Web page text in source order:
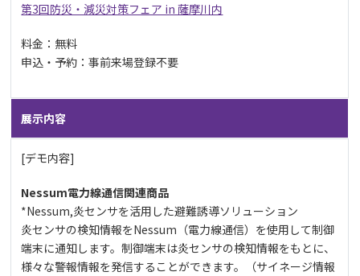
第3回防災・減災対策フェア in 薩摩川内
料金：無料
申込・予約：事前来場登録不要
展示内容
[デモ内容]
Nessum電力線通信関連商品
*Nessum,炎センサを活用した避難誘導ソリューション
炎センサの検知情報をNessum（電力線通信）を使用して制御
端末に通知します。制御端末は炎センサの検知情報をもとに、
様々な警報情報を発信することができます。（サイネージ情報